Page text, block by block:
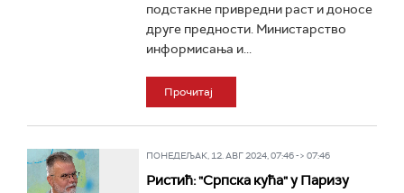
подстакне привредни раст и доносе
друге предности. Министарство
информисања и...
Прочитај
ПОНЕДЕЉАК, 12. АВГ 2024, 07:46 -> 07:46
Ристић: "Српска кућа" у Паризу